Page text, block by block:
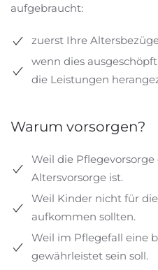
aufgebraucht:
zuerst Ihre
wenn dies
die Leistungen
Warum vorsorgen?
Weil die
Altersvorsorge ist.
Weil Kinder nicht für
aufkommen sollten.
Weil im Pflegefall eine
gewährleistet sein soll.